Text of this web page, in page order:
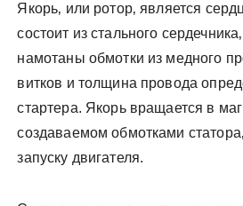
Якорь‚ или ротор‚ является
состоит из стального
намотаны обмотки из медного
витков и толщина провода
стартера. Якорь вращается в
создаваемом обмотками
запуску двигателя.